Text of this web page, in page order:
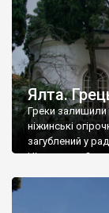
Ялта.
Греки залишили
ніжинські
загублений у
Ніжин греки?